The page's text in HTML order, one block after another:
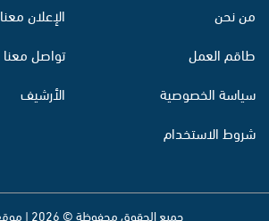
من نحن
طاقم العمل
سياسة الخصوصية
شروط الاستخدام
الإعلان معنا
تواصل معنا
الأرشيف
جميع الحقوق محفوظة © 2026 | موقع الشمس